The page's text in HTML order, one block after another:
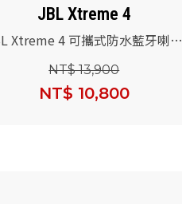
JBL Xtreme 4
Xtreme 4 可攜式防水藍牙喇叭
NT$ 13,900
NT$ 10,800